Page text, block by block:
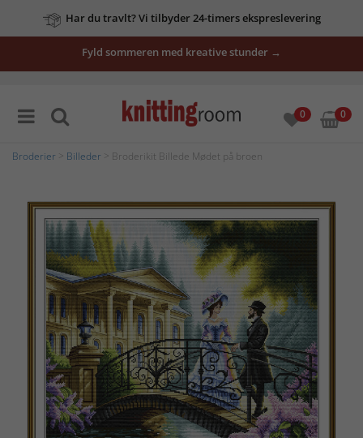
Har du travlt? Vi tilbyder 24-timers ekspreslevering
Fyld sommeren med kreative stunder →
0 0
Broderier Billeder > Broderikit Billede Mødet på broen